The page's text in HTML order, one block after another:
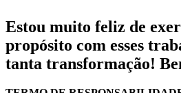
Estou muito feliz de
propósito com esses
tanta transformação!